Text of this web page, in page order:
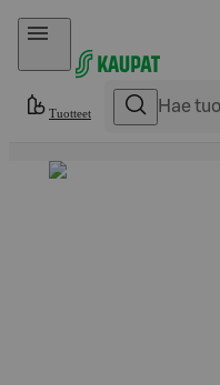
Hyppää sisältöön
Tuotteet